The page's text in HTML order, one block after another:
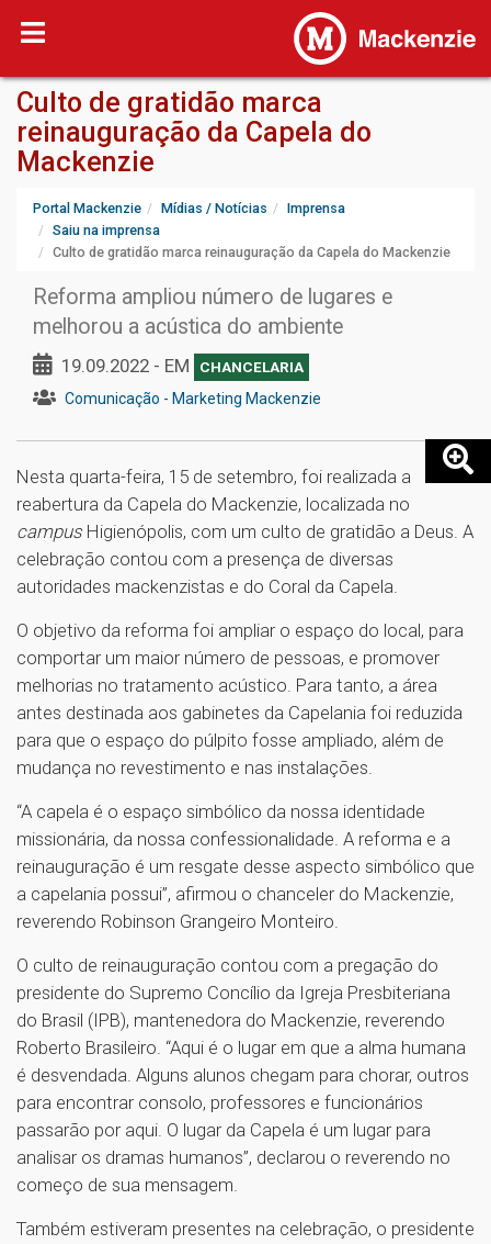
Culto de gratidão marca
reinauguração da Capela do
Mackenzie
Portal Mackenzie Mídias / Notícias
Imprensa
Saiu na imprensa
Culto de gratidão marca reinauguração da Capela do Mackenzie
Reforma ampliou número de lugares e
melhorou a acústica do ambiente
19.09.2022 - EM CHANCELARIA
Comunicação - Marketing Mackenzie
Nesta quarta-feira, 15 de setembro, foi realizada a
reabertura da Capela do Mackenzie, localizada no
campus Higienópolis, com um culto de gratidão a Deus. A
celebração contou com a presença de diversas
autoridades mackenzistas e do Coral da Capela.
O objetivo da reforma foi ampliar o espaço do local, para
comportar um maior número de pessoas, e promover
melhorias no tratamento acústico. Para tanto, a área
antes destinada aos gabinetes da Capelania foi reduzida
para que o espaço do púlpito fosse ampliado, além de
mudança no revestimento e nas instalações.
“A capela é o espaço simbólico da nossa identidade
missionária, da nossa confessionalidade. A reforma e a
reinauguração é um resgate desse aspecto simbólico que
a capelania possui”, afirmou o chanceler do Mackenzie,
reverendo Robinson Grangeiro Monteiro.
O culto de reinauguração contou com a pregação do
presidente do Supremo Concílio da Igreja Presbiteriana
do Brasil (IPB), mantenedora do Mackenzie, reverendo
Roberto Brasileiro. “Aqui é o lugar em que a alma humana
é desvendada. Alguns alunos chegam para chorar, outros
para encontrar consolo, professores e funcionários
passarão por aqui. O lugar da Capela é um lugar para
analisar os dramas humanos”, declarou o reverendo no
começo de sua mensagem.
Também estiveram presentes na celebração, o presidente